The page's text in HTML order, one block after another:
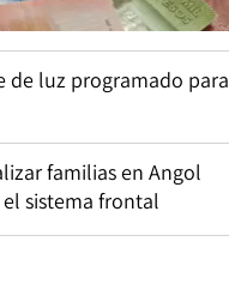
de luz programado para
familias en Angol
sistema frontal